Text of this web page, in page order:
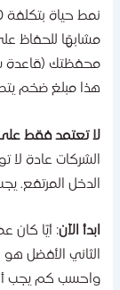
مبلغ ضخم يتطلب
تعتمد فقط على
عادة لا
المرتفع. يجب
الآن
: أيًا كان
الأفضل هو
كم يجب أن تدخر